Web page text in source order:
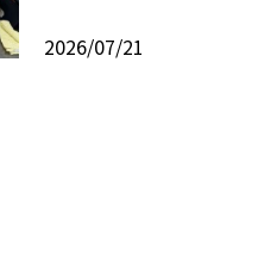
2026/07/21